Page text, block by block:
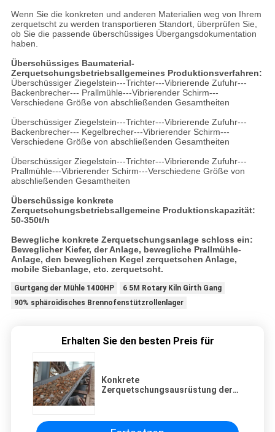
Wenn Sie die konkreten und anderen Materialien weg von Ihrem
zerquetscht zu werden transportieren Standort, überprüfen Sie,
ob Sie die passende überschüssiges Übergangsdokumentation
haben.
Überschüssiges Baumaterial-
Zerquetschungsbetriebsallgemeines Produktionsverfahren:
Überschüssiger Ziegelstein---Trichter---Vibrierende Zufuhr---
Backenbrecher--- Prallmühle---Vibrierender Schirm---
Verschiedene Größe von abschließenden Gesamtheiten
Überschüssiger Ziegelstein---Trichter---Vibrierende Zufuhr---
Backenbrecher--- Kegelbrecher---Vibrierender Schirm---
Verschiedene Größe von abschließenden Gesamtheiten
Überschüssiger Ziegelstein---Trichter---Vibrierende Zufuhr---
Prallmühle---Vibrierender Schirm---Verschiedene Größe von
abschließenden Gesamtheiten
Überschüssige konkrete
Zerquetschungsbetriebsallgemeine Produktionskapazität:
50-350t/h
Bewegliche konkrete Zerquetschungsanlage schloss ein:
Beweglicher Kiefer, der Anlage, bewegliche Prallmühle-
Anlage, den beweglichen Kegel zerquetschen Anlage,
mobile Siebanlage, etc. zerquetscht.
Gurtgang der Mühle 1400HP
6 5M Rotary Kiln Girth Gang
90% sphäroidisches Brennofenstützrollenlager
Erhalten Sie den besten Preis für
Konkrete
Zerquetschungsausrüstung der